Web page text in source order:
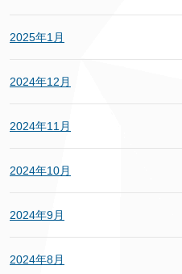
2025年1月
2024年12月
2024年11月
2024年10月
2024年9月
2024年8月